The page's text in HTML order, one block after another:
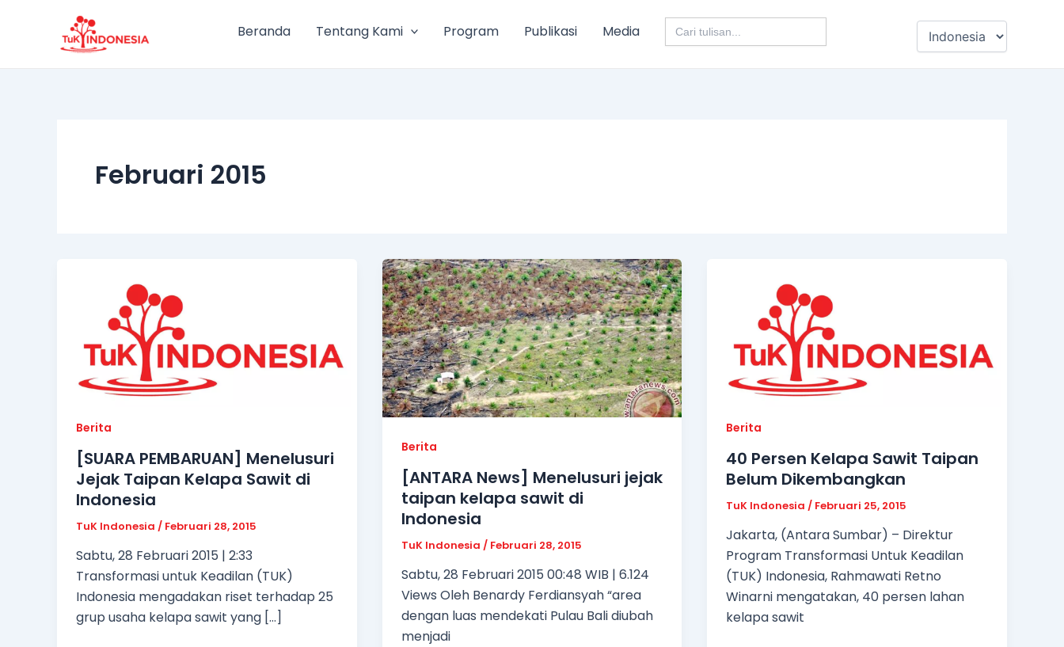
Beranda Tentang Kami Program Publikasi Media Search
for:
Februari 2015
Berita
[SUARA PEMBARUAN] Menelusuri
Jejak Taipan Kelapa Sawit di
Indonesia
TuK Indonesia / Februari 28, 2015
Sabtu, 28 Februari 2015 | 2:33
Transformasi untuk Keadilan (TUK)
Indonesia mengadakan riset terhadap 25
grup usaha kelapa sawit yang […]
Berita
[ANTARA News] Menelusuri jejak
taipan kelapa sawit di
Indonesia
TuK Indonesia / Februari 28, 2015
Sabtu, 28 Februari 2015 00:48 WIB | 6.124
Views Oleh Benardy Ferdiansyah “area
dengan luas mendekati Pulau Bali diubah
menjadi
Berita
40 Persen Kelapa Sawit Taipan
Belum Dikembangkan
TuK Indonesia / Februari 25, 2015
Jakarta, (Antara Sumbar) – Direktur
Program Transformasi Untuk Keadilan
(TUK) Indonesia, Rahmawati Retno
Winarni mengatakan, 40 persen lahan
kelapa sawit
pagination